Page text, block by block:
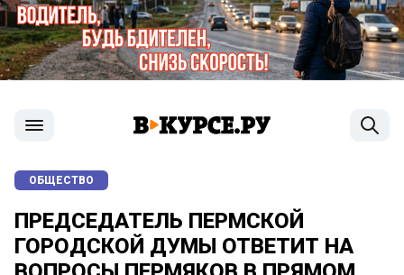
ОБЩЕСТВО
ПРЕДСЕДАТЕЛЬ ПЕРМСКОЙ
ГОРОДСКОЙ ДУМЫ ОТВЕТИТ НА